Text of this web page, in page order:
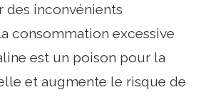
des inconvénients
consommation excessive
est un poison pour la
et augmente le risque de